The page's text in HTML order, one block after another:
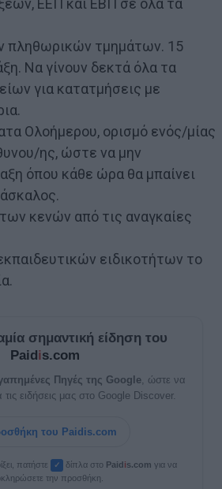
ΕΕΠ και ΕΒΠ σε όλα τα
πληθωρικών τμημάτων. 15
Να γίνουν δεκτά όλα τα
για κατατμήσεις με
Ολοήμερου, ορισμό ενός/μίας
ης, ώστε να μην
όπου κάθε ώρα θα μπαίνει
κενών από τις αναγκαίες
ειδικοτήτων το
σημαντική είδηση του
Paidis.com
Πηγές της Google , ώστε να
ειδήσεις μας στο Google Discover.
του Paidis.com
πατήστε ✓ δίπλα στο Paidis.com για να
την προσθήκη.